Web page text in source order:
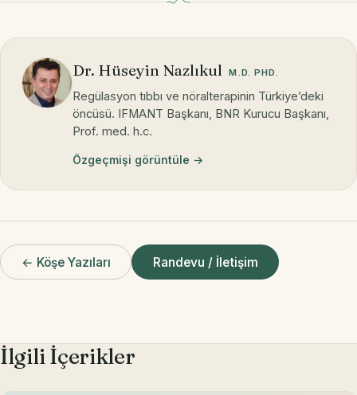
Dr. Hüseyin Nazlıkul M.D. PHD.
Regülasyon tıbbı ve nöralterapinin Türkiye’deki
öncüsü. IFMANT Başkanı, BNR Kurucu Başkanı,
Prof. med. h.c.
Özgeçmişi görüntüle →
← Köşe Yazıları Randevu / İletişim
İlgili İçerikler